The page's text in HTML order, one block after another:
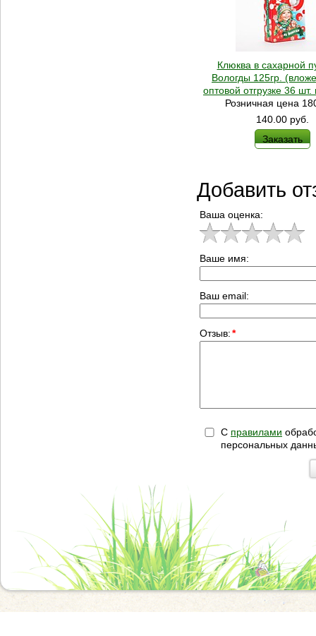
Клюква в сахарной
Вологды 125гр.
оптовой отгрузке 36 шт.
Розничная цена
140.00 руб.
Заказать
Добавить
Ваша оценка:
Ваше имя:
Ваш email:
Отзыв:*
С правилами
персональных